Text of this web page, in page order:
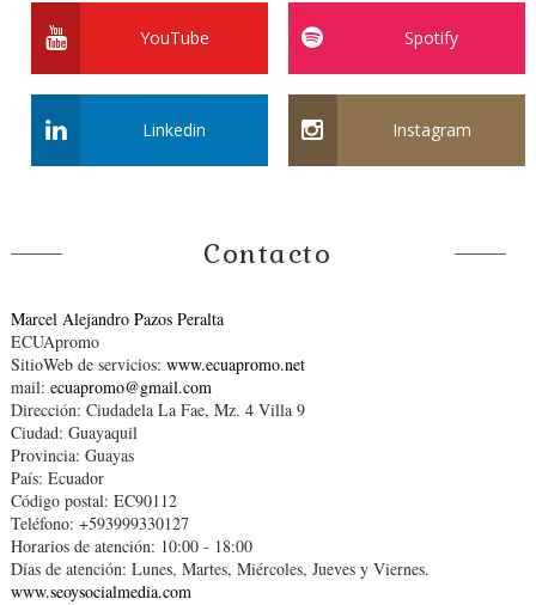
YouTube Spotify
Linkedin Instagram
Contacto
Marcel Alejandro Pazos Peralta
ECUApromo
SitioWeb de servicios: www.ecuapromo.net
mail: ecuapromo@gmail.com
Dirección: Ciudadela La Fae, Mz. 4 Villa 9
Ciudad: Guayaquil
Provincia: Guayas
País: Ecuador
Código postal: EC90112
Teléfono: +593999330127
Horarios de atención: 10:00 - 18:00
Días de atención: Lunes, Martes, Miércoles, Jueves y Viernes.
www.seoysocialmedia.com